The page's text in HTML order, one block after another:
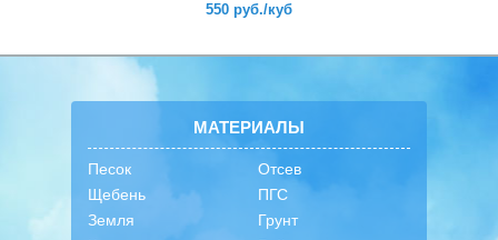
550 руб./куб
МАТЕРИАЛЫ
Песок
Щебень
Земля
Отсев
ПГС
Грунт